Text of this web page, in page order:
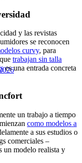
y las revistas
se reconocen
curvy, para
trabajan sin talla
es una entrada concreta
un trabajo a tiempo
como modelos a
a sus estudios o
comerciales –
un modelo realista y